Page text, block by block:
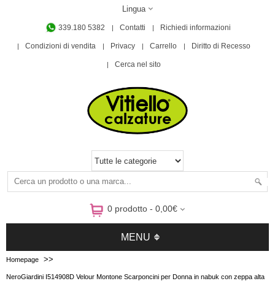
Lingua
339.180 5382 Contatti Richiedi informazioni
Condizioni di vendita Privacy Carrello Diritto di Recesso
Cerca nel sito
0 prodotto - 0,00€
MENU
Homepage >>
NeroGiardini I514908D Velour Montone Scarponcini per Donna in nabuk con zeppa alta